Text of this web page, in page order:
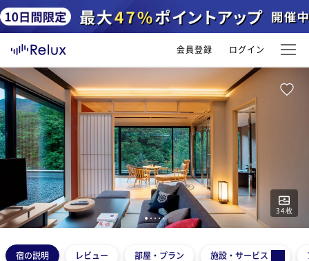
会員登録 ログイン
34枚
12 345
宿の説明 レビュー 部屋・プラン 施設・サービス